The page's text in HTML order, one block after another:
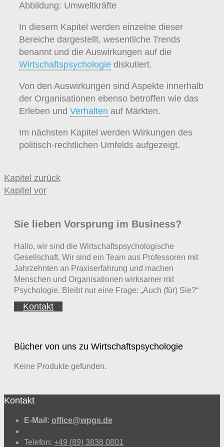
Abbildung: Umweltkräfte
In diesem Kapitel werden einzelne dieser
Bereiche dargestellt, wesentliche Trends
benannt und die Auswirkungen auf die
Wirtschaftspsychologie diskutiert.
Von den Auswirkungen sind Aspekte innerhalb
der Organisationen ebenso betroffen wie das
Erleben und Verhalten auf Märkten.
Im nächsten Kapitel werden Wirkungen des
politisch-rechtlichen Umfelds aufgezeigt.
Kapitel zurück
Kapitel vor
Sie lieben Vorsprung im Business?
Hallo, wir sind die Wirtschaftspsychologische
Gesellschaft. Wir sind ein Team aus Professoren mit
Jahrzehnten an Praxiserfahrung und machen
Menschen und Organisationen wirksamer mit
Psychologie. Bleibt nur eine Frage: „Auch (für) Sie?“
Kontakt
Bücher von uns zu Wirtschaftspsychologie
Keine Produkte gefunden.
Kontakt
E-Mail: office@wpgs.de
Telefon: +49 (89) 3838 0801